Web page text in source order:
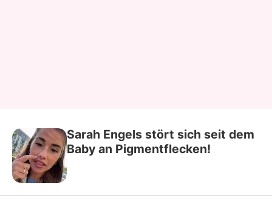
Sarah Engels stört sich seit dem
Baby an Pigmentflecken!